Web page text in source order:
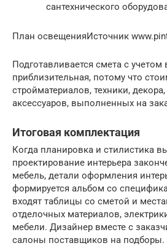
сантехнического
План освещенияИсточник
Подготавливается смета с учетом
приблизительная, потому что
стройматериалов, техники,
аксессуаров, выполненных на
Итоговая комплектация
Когда планировка и стилистика
проектирование интерьера
мебель, детали оформления
формируется альбом со
входят таблицы со сметой и
отделочных материалов,
мебели. Дизайнер вместе с
салоны поставщиков на подборы.